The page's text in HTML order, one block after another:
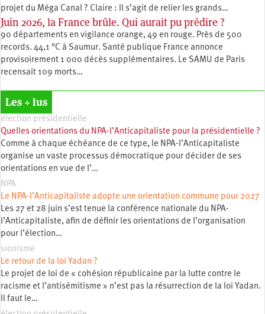
projet du Méga Canal ? Claire : Il s’agit de relier les grands…
Juin 2026, la France brûle. Qui aurait pu prédire ?
90 départements en vigilance orange, 49 en rouge. Près de 500
records. 44,1 °C à Saumur. Santé publique France annonce
provisoirement 1 000 décès supplémentaires. Le SAMU de Paris
recensait 109 morts…
Les + lus
élection présidentielle
Quelles orientations du NPA-l’Anticapitaliste pour la présidentielle ?
Comme à chaque échéance de ce type, le NPA-l’Anticapitaliste
organise un vaste processus démocratique pour décider de ses
orientations en vue de l’…
NPA
Le NPA-l’Anticapitaliste adopte une orientation commune pour 2027
Les 27 et 28 juin s’est tenue la conférence nationale du NPA-
l’Anticapitaliste, afin de définir les orientations de l’organisation
pour l’élection…
sionisme
Le retour de la loi Yadan ?
Le projet de loi de « cohésion républicaine par la lutte contre le
racisme et l’antisémitisme » n’est pas la résurrection de la loi Yadan.
Il faut le…